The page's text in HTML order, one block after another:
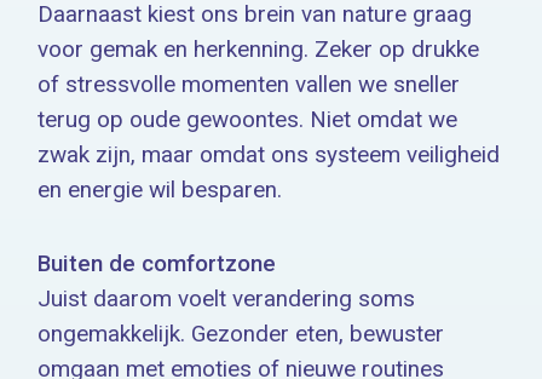
Daarnaast kiest ons brein van nature graag
voor gemak en herkenning. Zeker op drukke
of stressvolle momenten vallen we sneller
terug op oude gewoontes. Niet omdat we
zwak zijn, maar omdat ons systeem veiligheid
en energie wil besparen.
Buiten de comfortzone
Juist daarom voelt verandering soms
ongemakkelijk. Gezonder eten, bewuster
omgaan met emoties of nieuwe routines